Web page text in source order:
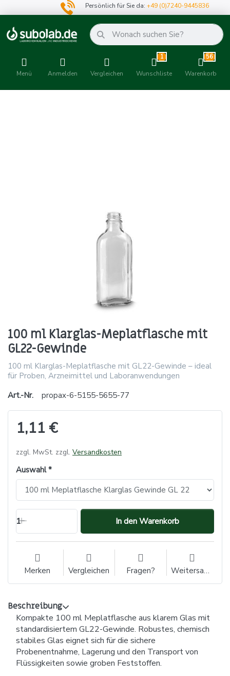
Persönlich für Sie da:+49 (0)7240-9445836
Menü Anmelden Vergleichen
1
Wunschliste
56
Warenkorb
100 ml Klarglas-Meplatflasche mit
GL22-Gewinde
100 ml Klarglas-Meplatflasche mit GL22-Gewinde – ideal
für Proben, Arzneimittel und Laboranwendungen
Art.-Nr.
propax-6-5155-5655-77
1,11 €
zzgl. MwSt. zzgl. Versandkosten
Auswahl
1 In den Warenkorb
Merken Vergleichen Fragen? Weitersagen
Beschreibung
Kompakte 100 ml Meplatflasche aus klarem Glas mit
standardisiertem GL22-Gewinde. Robustes, chemisch
stabiles Glas eignet sich für die sichere
Probenentnahme, Lagerung und den Transport von
Flüssigkeiten sowie groben Feststoffen.